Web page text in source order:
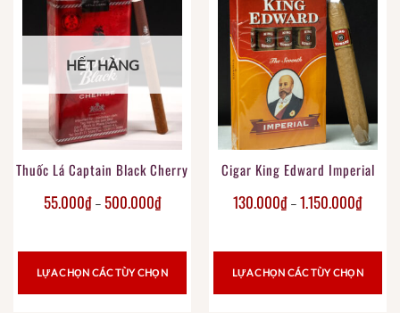
HẾT HÀNG
Thuốc Lá Captain Black Cherry
55.000₫ – 500.000₫
LỰA CHỌN CÁC TÙY CHỌN
Cigar King Edward Imperial
130.000₫ – 1.150.000₫
LỰA CHỌN CÁC TÙY CHỌN